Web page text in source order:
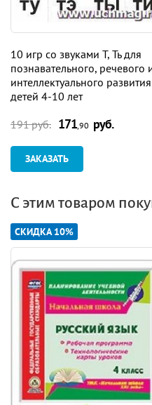
10 игр со звуками Т, Ть для
познавательного, речевого
интеллектуального развития
детей 4-10 лет
191 руб. 171,90 руб.
ЗАКАЗАТЬ
С этим товаром
СКИДКА 10%